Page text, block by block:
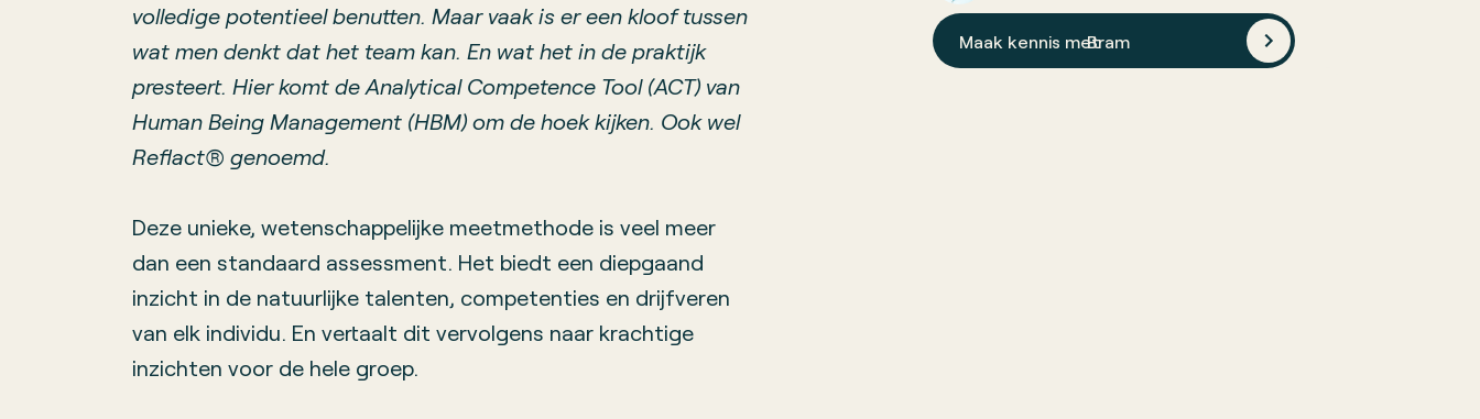
volledige potentieel benutten. Maar vaak is er een kloof tussen
wat men denkt dat het team kan. En wat het in de praktijk
presteert. Hier komt de Analytical Competence Tool (ACT) van
Human Being Management (HBM) om de hoek kijken. Ook wel
Reflact® genoemd.
Deze unieke, wetenschappelijke meetmethode is veel meer
dan een standaard assessment. Het biedt een diepgaand
inzicht in de natuurlijke talenten, competenties en drijfveren
van elk individu. En vertaalt dit vervolgens naar krachtige
inzichten voor de hele groep.
Maak kennis metBram